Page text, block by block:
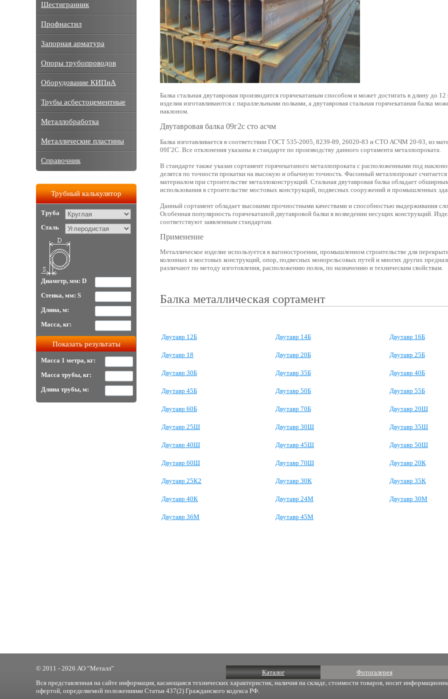
Балка стальная двутавровая производится горячекатаным способом и может достигать в длину до
изделия изготавливаются с параллельными полками, а двутавровая стальная горячекатаная балка
наклоном.
Двутавровая балка 09г2с сто асчм
Балка изготавливается в соответствии ГОСТ 535-2005, 8239-89, 26020-83 и СТО АСЧМ 20-93, из
09Г2С. Все отклонения указаны в стандарте по производству данного сортамента металлопроката.
В стандарте также указан сортамент горячекатаного металлопроката с расположенными под
делятся по точности прокатки на высокую и обычную точность. Фасонный металлопрокат
материалом при строительстве металлоконструкций. Стальная двутавровая балка обладает
использования в строительстве мостовых конструкций, подвесных сооружений и промышленных
Данный сортамент обладает высокими прочностными качествами и способностью выдерживания
Особенная популярность горячекатаной двутавровой балки в возведении несущих конструкций.
соответствуют заявленным стандартам.
Применение
Металлическое изделие используется в вагоностроении, промышленном строительстве для
колонных и мостовых конструкций, опор, подвесных монорельсовых путей и многих других
различают по методу изготовления, расположению полок, по назначению и техническим свойствам.
Балка металлическая сортамент
Двутавр 12Б Двутавр 14Б Двутавр 16Б
Двутавр 18 Двутавр 20Б Двутавр 25Б
Двутавр 30Б Двутавр 35Б Двутавр 40Б
Двутавр 45Б Двутавр 50Б Двутавр 55Б
Двутавр 60Б Двутавр 70Б Двутавр 20Ш
Двутавр 25Ш Двутавр 30Ш Двутавр 35Ш
Двутавр 40Ш Двутавр 45Ш Двутавр 50Ш
Двутавр 60Ш Двутавр 70Ш Двутавр 20К
Двутавр 25К2 Двутавр 30К Двутавр 35К
Двутавр 40К Двутавр 24М Двутавр 30М
Двутавр 36М Двутавр 45М
Шестигранник
Профнастил
Запорная арматура
Опоры трубопроводов
Оборудование КИПиА
Трубы асбестоцементные
Металлобработка
Металлические пластины
Справочник
Трубный калькулятор
Труба
Сталь
Диаметр, мм: D
Стенка, мм: S
Длина, м:
Масса, кг:
Масса 1 метра, кг:
Масса трубы, кг:
Длина трубы, м:
Каталог Фотогалерея
© 2011 - 2026 АО “Металл”
Вся представленная на сайте информация, касающаяся технических характеристик, наличия на складе, стоимости товаров, носит
офертой, определяемой положениями Статьи 437(2) Гражданского кодекса РФ.